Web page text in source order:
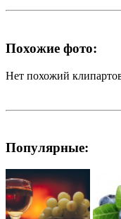
Похожие фото:
Нет похожий
Популярные: